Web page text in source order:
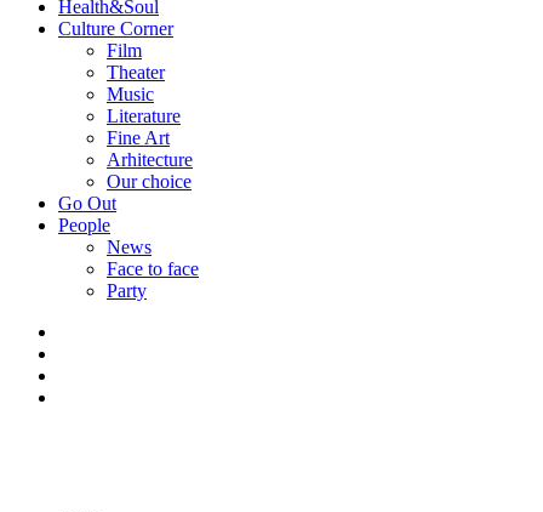
Health&Soul
Culture Corner
Film
Theater
Music
Literature
Fine Art
Arhitecture
Our choice
Go Out
People
News
Face to face
Party